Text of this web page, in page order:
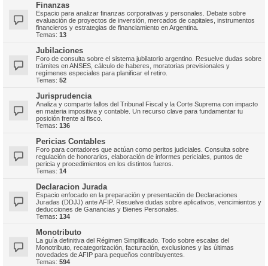
Finanzas
Espacio para analizar finanzas corporativas y personales. Debate sobre
evaluación de proyectos de inversión, mercados de capitales, instrumentos
financieros y estrategias de financiamiento en Argentina.
Temas: 13
Jubilaciones
Foro de consulta sobre el sistema jubilatorio argentino. Resuelve dudas sobre
trámites en ANSES, cálculo de haberes, moratorias previsionales y
regímenes especiales para planificar el retiro.
Temas: 52
Jurisprudencia
Analiza y comparte fallos del Tribunal Fiscal y la Corte Suprema con impacto
en materia impositiva y contable. Un recurso clave para fundamentar tu
posición frente al fisco.
Temas: 136
Pericias Contables
Foro para contadores que actúan como peritos judiciales. Consulta sobre
regulación de honorarios, elaboración de informes periciales, puntos de
pericia y procedimientos en los distintos fueros.
Temas: 14
Declaracion Jurada
Espacio enfocado en la preparación y presentación de Declaraciones
Juradas (DDJJ) ante AFIP. Resuelve dudas sobre aplicativos, vencimientos y
deducciones de Ganancias y Bienes Personales.
Temas: 134
Monotributo
La guía definitiva del Régimen Simplificado. Todo sobre escalas del
Monotributo, recategorización, facturación, exclusiones y las últimas
novedades de AFIP para pequeños contribuyentes.
Temas: 594